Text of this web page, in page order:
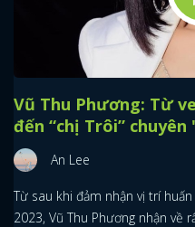
Vũ Thu Phương: Từ
đến “chị Trôi” chuyên
An Lee
Từ sau khi đảm nhận vị trí
2023, Vũ Thu Phương nhận